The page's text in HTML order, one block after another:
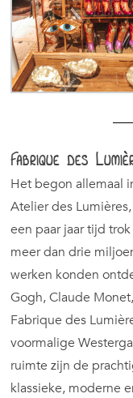
Fabrique des
Het begon allemaal
Atelier des
een paar jaar tijd
meer dan drie
werken konden
Gogh, Claude
Fabrique des
voormalige
ruimte zijn de
klassieke, moderne